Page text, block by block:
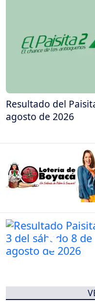
Resultado del
agosto de 2026